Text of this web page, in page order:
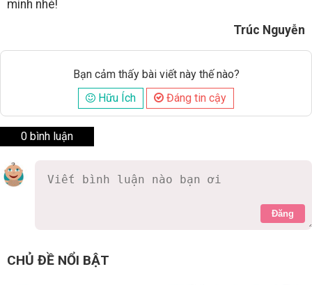
mình nhé!
Trúc Nguyễn
Bạn cảm thấy bài viết này thế nào?
Hữu Ích
Đáng tin cậy
0 bình luận
Đăng
CHỦ ĐỀ NỔI BẬT